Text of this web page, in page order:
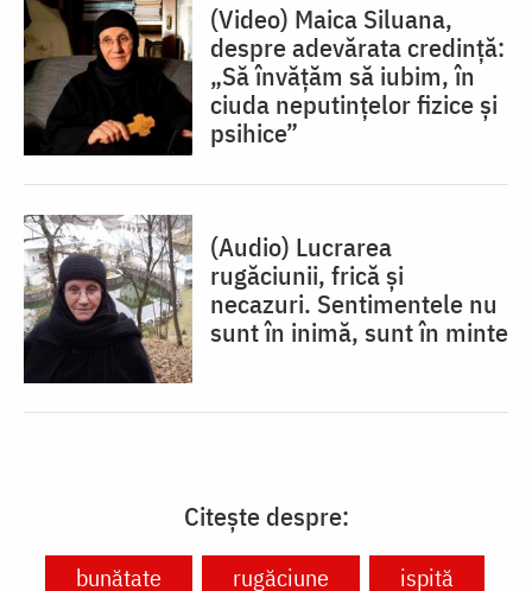
(Video) Maica Siluana,
despre adevărata credință:
„Să învățăm să iubim, în
ciuda neputințelor fizice și
psihice”
(Audio) Lucrarea
rugăciunii, frică și
necazuri. Sentimentele nu
sunt în inimă, sunt în minte
Citește despre:
bunătate rugăciune
ispită